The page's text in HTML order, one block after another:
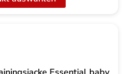
95,00 CHF 55,00 CHF.